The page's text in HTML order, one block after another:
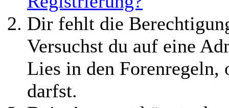
Dir fehlt die
Versuchst du auf eine
Lies in den Forenregeln,
darfst.